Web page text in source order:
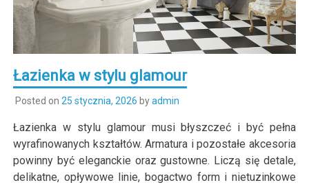
Łazienka w stylu glamour
Posted on 25 stycznia, 2026 byadmin
Łazienka w stylu glamour musi błyszczeć i być pełna
wyrafinowanych kształtów. Armatura i pozostałe akcesoria
powinny być eleganckie oraz gustowne. Liczą się detale,
delikatne, opływowe linie, bogactwo form i nietuzinkowe